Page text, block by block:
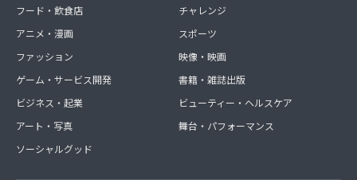
フード・飲食店
アニメ・漫画
ファッション
ゲーム・サービス開発
ビジネス・起業
アート・写真
ソーシャルグッド
チャレンジ
スポーツ
映像・映画
書籍・雑誌出版
ビューティー・ヘルスケア
舞台・パフォーマンス